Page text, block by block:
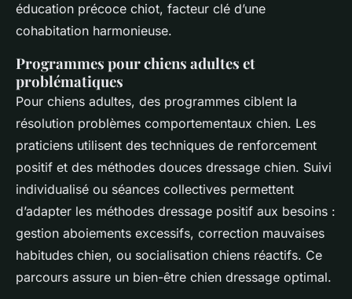
éducation précoce chiot, facteur clé d’une
cohabitation harmonieuse.
Programmes pour chiens adultes et
problématiques
Pour chiens adultes, des programmes ciblent la
résolution problèmes comportementaux chien. Les
praticiens utilisent des techniques de renforcement
positif et des méthodes douces dressage chien. Suivi
individualisé ou séances collectives permettent
d’adapter les méthodes dressage positif aux besoins :
gestion aboiements excessifs, correction mauvaises
habitudes chien, ou socialisation chiens réactifs. Ce
parcours assure un bien-être chien dressage optimal.